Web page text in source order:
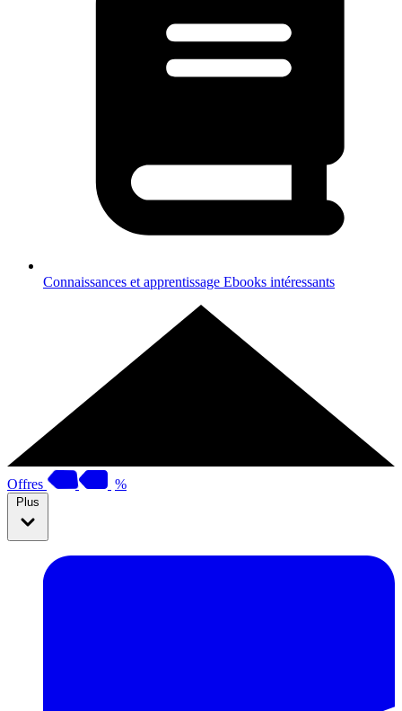
Connaissances et apprentissage Ebooks intéressants
Offres %
Plus